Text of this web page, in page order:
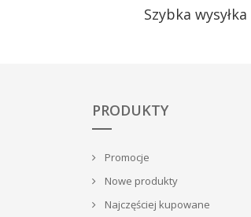
Szybka wysyłka
PRODUKTY
Promocje
Nowe produkty
Najczęściej kupowane